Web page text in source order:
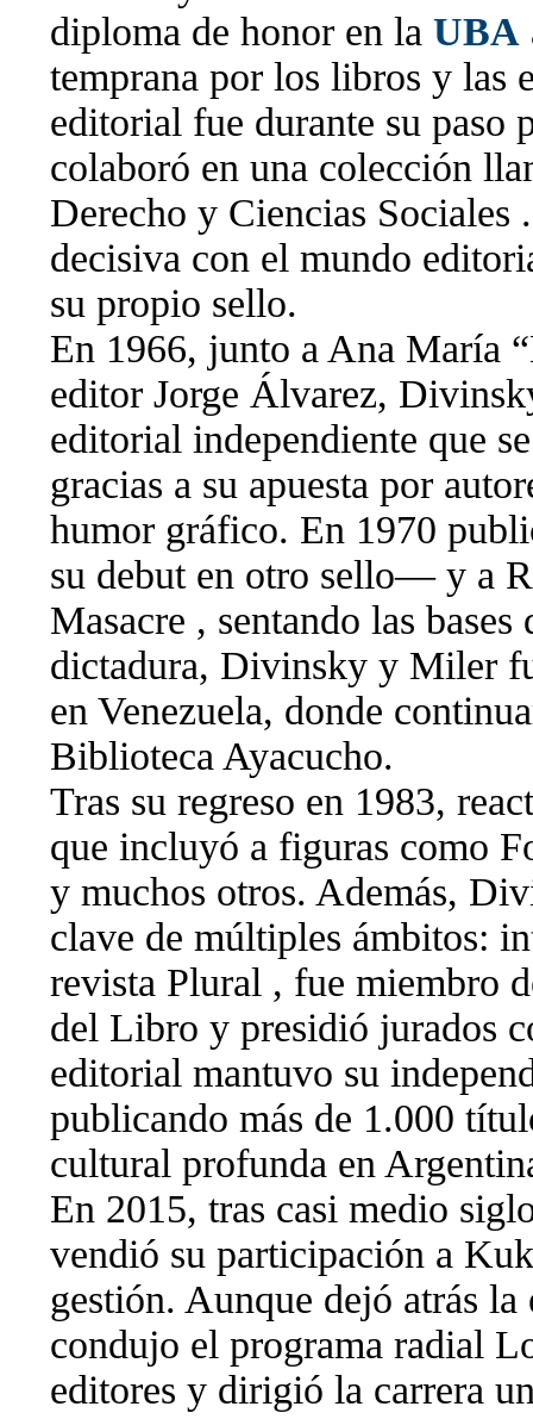
diploma de honor en la UBA
temprana por los libros y las
editorial fue durante su paso
colaboró en una colección
Derecho y Ciencias
decisiva con el mundo
su propio sello.
En 1966, junto a Ana María
editor Jorge Álvarez,
editorial independiente que
gracias a su apuesta por
humor gráfico. En 1970
su debut en otro sello— y a
Masacre , sentando las
dictadura, Divinsky y Miler
en Venezuela, donde
Biblioteca Ayacucho.
Tras su regreso en 1983,
que incluyó a figuras como
y muchos otros. Además,
clave de múltiples ámbitos:
revista Plural , fue miembro
del Libro y presidió jurados
editorial mantuvo su
publicando más de 1.000
cultural profunda en
En 2015, tras casi medio
vendió su participación a
gestión. Aunque dejó atrás
condujo el programa radial
editores y dirigió la carrera